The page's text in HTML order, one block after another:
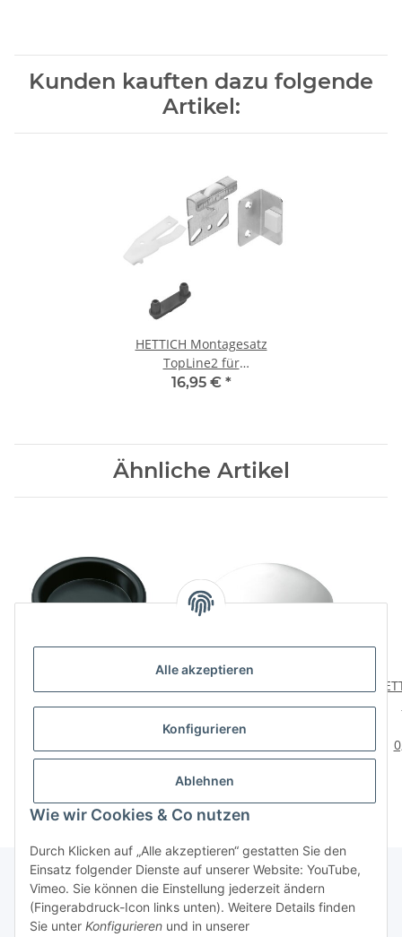
Alle akzeptieren
Konfigurieren
Ablehnen
Wie wir Cookies & Co nutzen
Durch Klicken auf „Alle akzeptieren“ gestatten Sie den
Einsatz folgender Dienste auf unserer Website: YouTube,
Vimeo. Sie können die Einstellung jederzeit ändern
(Fingerabdruck-Icon links unten). Weitere Details finden
Sie unter Konfigurieren und in unserer
Kunden kauften dazu folgende
Artikel:
HETTICH Montagesatz
TopLine2 für
Schrankschiebetüren,
16,95 € *
Ähnliche Artikel
Kunststoff, schwarz, 40
40 mm, weiß, Kunststoff,
5,79 €
Über uns